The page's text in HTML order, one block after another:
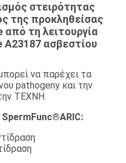
στειρότητας
της προκληθείσας
τη λειτουργία
ασβεστίου
να παρέχει τα
pathogeny και την
ΤΕΧΝΗ.